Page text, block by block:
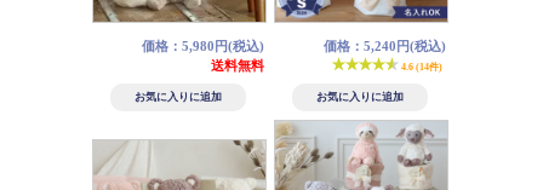
価格：5,980円(税込)
送料無料
価格：5,240円(税込)
4.6 (14件)